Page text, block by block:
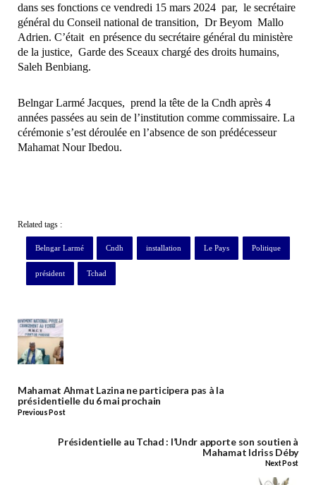
dans ses fonctions ce vendredi 15 mars 2024 par, le secrétaire
général du Conseil national de transition, Dr Beyom Mallo
Adrien. C’était en présence du secrétaire général du ministère
de la justice, Garde des Sceaux chargé des droits humains,
Saleh Benbiang.
Belngar Larmé Jacques, prend la tête de la Cndh après 4
années passées au sein de l’institution comme commissaire. La
cérémonie s’est déroulée en l’absence de son prédécesseur
Mahamat Nour Ibedou.
Related tags :
Belngar Larmé Cndh installation Le Pays Politique
président Tchad
Mahamat Ahmat Lazina ne participera pas à la
présidentielle du 6 mai prochain
Previous Post
Présidentielle au Tchad : l’Undr apporte son soutien à
Mahamat Idriss Déby
Next Post